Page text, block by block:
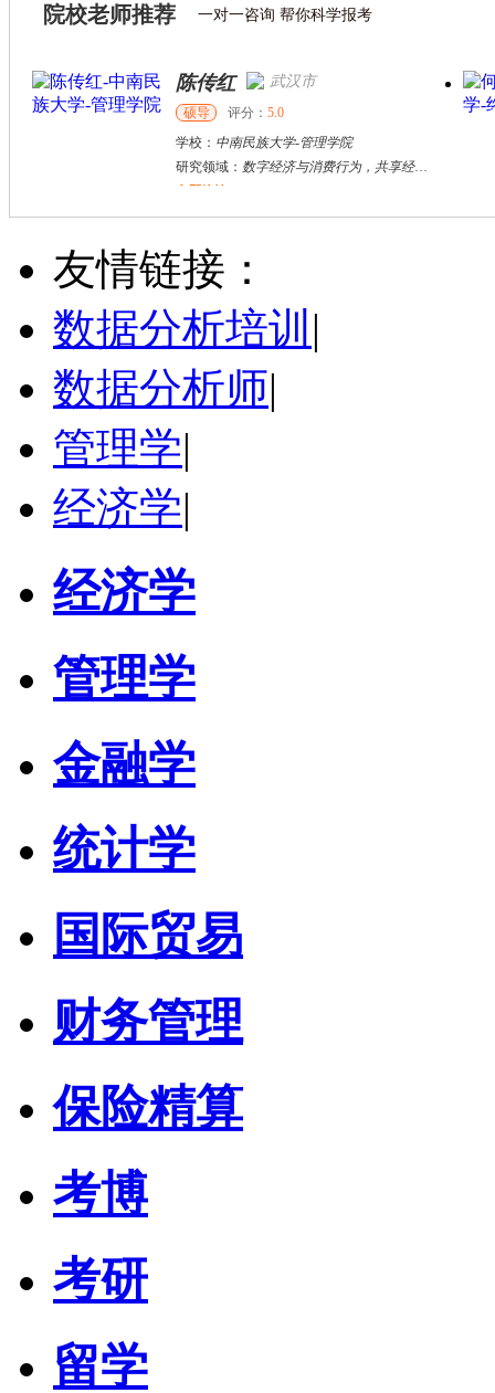
院校老师推荐 一对一咨询 帮你科学报考
陈传红 武汉市
硕导 评分： 5.0
学校： 中南民族大学-管理学院
研究领域： 数字经济与消费行为，共享经济与协同消费，创新与采纳行为
立即咨询
戴稳胜 北京市
博导
学校：中国人民大学
立即咨询
友情链接：
数据分析培训 |
数据分析师|
管理学|
经济学|
经济学
管理学
金融学
统计学
国际贸易
财务管理
保险精算
考博
考研
留学